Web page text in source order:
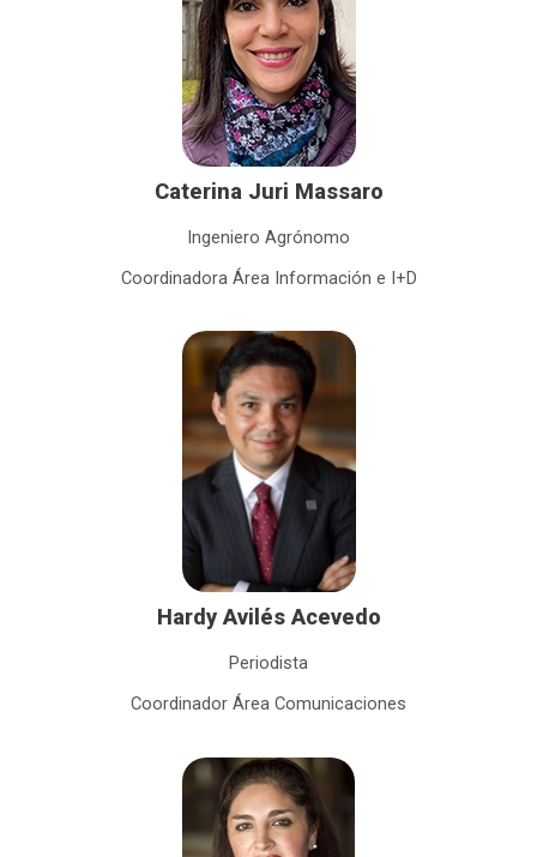
Caterina Juri Massaro
Ingeniero Agrónomo
Coordinadora Área Información e I+D
Hardy Avilés Acevedo
Periodista
Coordinador Área Comunicaciones